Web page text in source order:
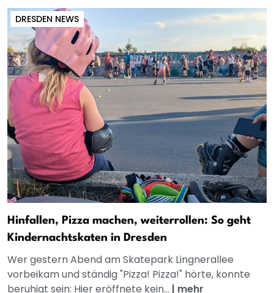
DRESDEN NEWS
Hinfallen, Pizza machen, weiterrollen: So geht
Kindernachtskaten in Dresden
Wer gestern Abend am Skatepark Lingnerallee
vorbeikam und ständig "Pizza! Pizza!" hörte, konnte
beruhigt sein: Hier eröffnete kein... | mehr